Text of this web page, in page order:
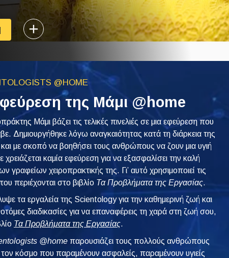
@HOME
της Μάμι @home
Μάμι βάζει τις τελικές πινελιές σε μια εφεύρεση που
Δημιουργήθηκε λόγω αναγκαιότητας κατά τη διάρκεια της
με σκοπό να βοηθήσει τους ανθρώπους να ζουν μια υγιή
καμία εφεύρεση για να εξασφαλίσει την καλή
γραφείων χειροπρακτικής της. Γι’ αυτό χρησιμοποιεί τις
περιέχονται στο βιβλίο Τα Προβλήματα της Εργασίας.
τα εργαλεία της Scientology για την καθημερινή ζωή και
διαδικασίες για να επαναφέρεις τη χαρά στη ζωή σου,
Τα Προβλήματα της Εργασίας.
@home παρουσιάζει τους πολλούς ανθρώπους
κόσμο που παραμένουν ασφαλείς, παραμένουν υγιείς